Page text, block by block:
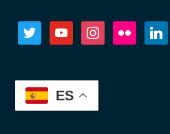
twitter youtube instagramflickr
ES